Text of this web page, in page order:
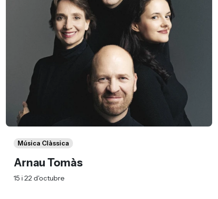
Música Clàssica
Arnau Tomàs
15 i 22 d'octubre